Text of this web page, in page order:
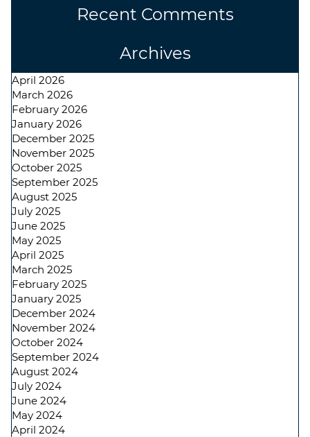
Recent Comments
Archives
April 2026
March 2026
February 2026
January 2026
December 2025
November 2025
October 2025
September 2025
August 2025
July 2025
June 2025
May 2025
April 2025
March 2025
February 2025
January 2025
December 2024
November 2024
October 2024
September 2024
August 2024
July 2024
June 2024
May 2024
April 2024